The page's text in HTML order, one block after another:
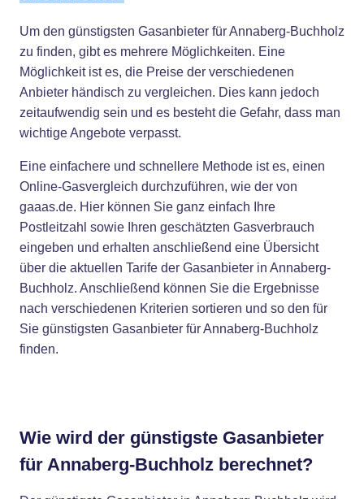
Um den günstigsten Gasanbieter für Annaberg-Buchholz
zu finden, gibt es mehrere Möglichkeiten. Eine
Möglichkeit ist es, die Preise der verschiedenen
Anbieter händisch zu vergleichen. Dies kann jedoch
zeitaufwendig sein und es besteht die Gefahr, dass man
wichtige Angebote verpasst.
Eine einfachere und schnellere Methode ist es, einen
Online-Gasvergleich durchzuführen, wie der von
gaaas.de. Hier können Sie ganz einfach Ihre
Postleitzahl sowie Ihren geschätzten Gasverbrauch
eingeben und erhalten anschließend eine Übersicht
über die aktuellen Tarife der Gasanbieter in Annaberg-
Buchholz. Anschließend können Sie die Ergebnisse
nach verschiedenen Kriterien sortieren und so den für
Sie günstigsten Gasanbieter für Annaberg-Buchholz
finden.
Wie wird der günstigste Gasanbieter
für Annaberg-Buchholz berechnet?